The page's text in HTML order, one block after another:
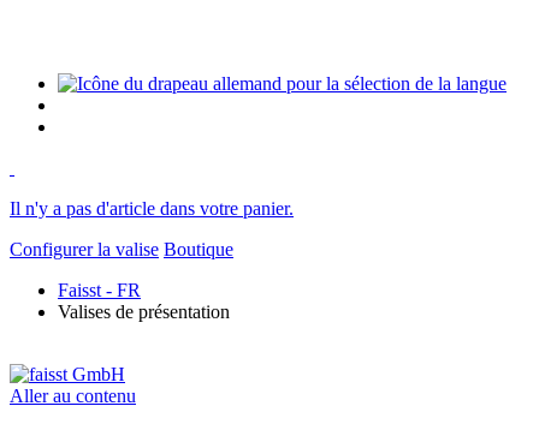
Il n'y a pas d'article dans votre panier.
Configurer la valise Boutique
Faisst - FR
Valises de présentation
Aller au contenu